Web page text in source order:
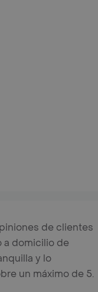
de clientes
a domicilio de
y lo
un máximo de 5.